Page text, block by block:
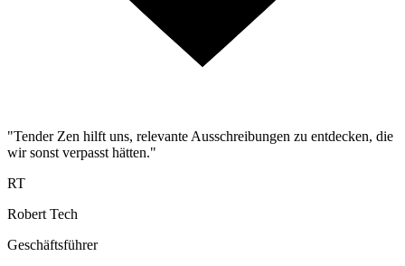
"Tender Zen hilft uns, relevante Ausschreibungen zu entdecken, die
wir sonst verpasst hätten."
RT
Robert Tech
Geschäftsführer